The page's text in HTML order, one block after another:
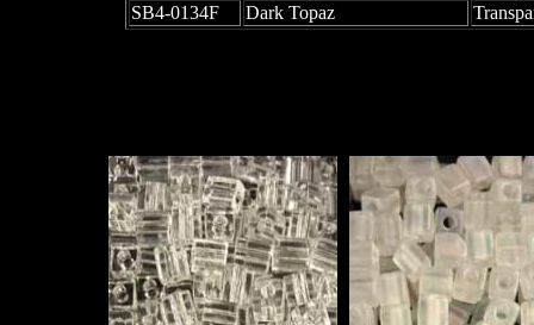
SB4-0134F
Dark Topaz